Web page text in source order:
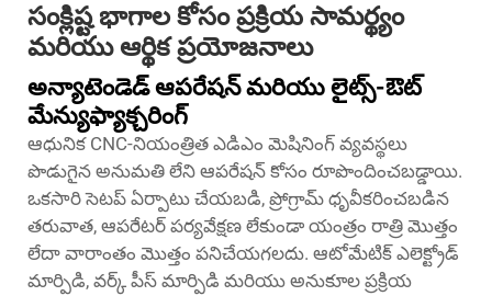
సంక్లిష్ట భాగాల కోసం ప్రక్రియ సామర్థ్యం
మరియు ఆర్థిక ప్రయోజనాలు
అన్యాటెండెడ్ ఆపరేషన్ మరియు లైట్స్-ఔట్
మేన్యుఫ్యాక్చరింగ్
ఆధునిక CNC-నియంత్రిత ఎడిఎం మెషినింగ్ వ్యవస్థలు
పొడుగైన అనుమతి లేని ఆపరేషన్ కోసం రూపొందించబడ్డాయి.
ఒకసారి సెటప్ ఏర్పాటు చేయబడి, ప్రోగ్రామ్ ధృవీకరించబడిన
తరువాత, ఆపరేటర్ పర్యవేక్షణ లేకుండా యంత్రం రాత్రి మొత్తం
లేదా వారాంతం మొత్తం పనిచేయగలదు. ఆటోమేటిక్ ఎలెక్ట్రోడ్
మార్పిడి, వర్క్ పీస్ మార్పిడి మరియు అనుకూల ప్రక్రియ